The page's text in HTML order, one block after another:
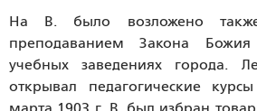
На В. было возложено
преподаванием Закона
учебных заведениях города.
открывал педагогические